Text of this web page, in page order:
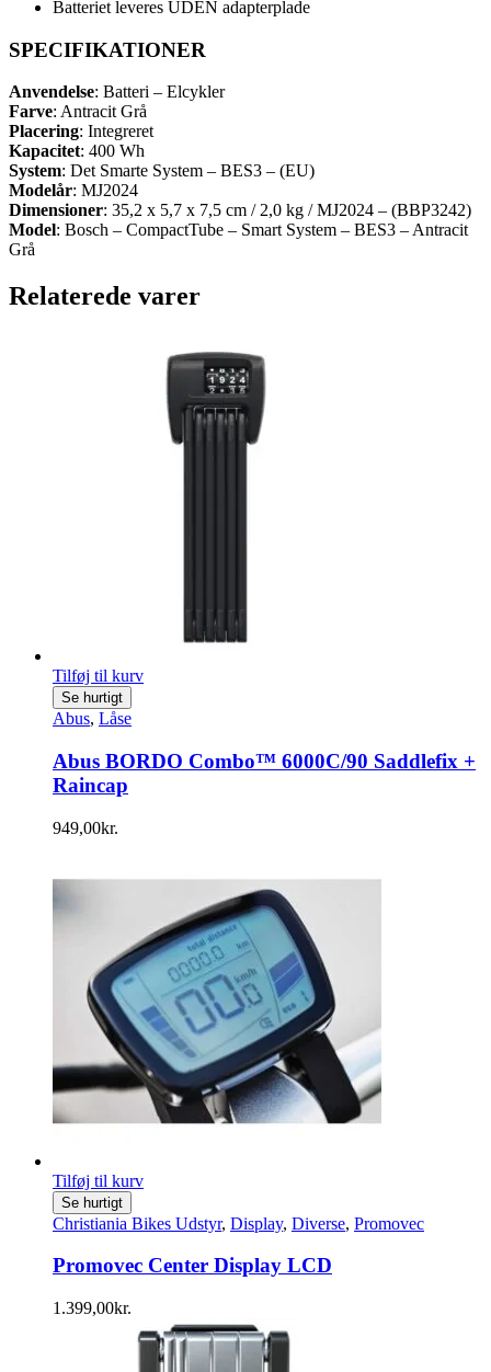
Batteriet leveres UDEN adapterplade
SPECIFIKATIONER
Anvendelse: Batteri – Elcykler
Farve: Antracit Grå
Placering: Integreret
Kapacitet: 400 Wh
System: Det Smarte System – BES3 – (EU)
Modelår: MJ2024
Dimensioner: 35,2 x 5,7 x 7,5 cm / 2,0 kg / MJ2024 – (BBP3242)
Model: Bosch – CompactTube – Smart System – BES3 – Antracit
Grå
Relaterede varer
Tilføj til kurv
Se hurtigt
Abus, Låse
Abus BORDO Combo™ 6000C/90 Saddlefix +
Raincap
949,00kr.
Tilføj til kurv
Se hurtigt
Christiania Bikes Udstyr, Display, Diverse, Promovec
Promovec Center Display LCD
1.399,00kr.